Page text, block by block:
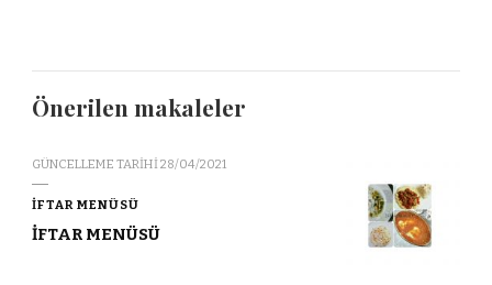
Önerilen makaleler
GÜNCELLEME TARIHI28/04/2021
İFTAR MENÜSÜ
İFTAR MENÜSÜ